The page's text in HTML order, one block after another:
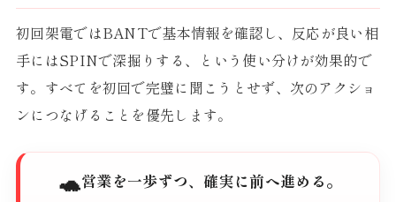
初回架電ではBANTで基本情報を確認し、反応が良い相
手にはSPINで深掘りする、という使い分けが効果的で
す。すべてを初回で完璧に聞こうとせず、次のアクショ
ンにつなげることを優先します。
🐢営業を一歩ずつ、確実に前へ進める。